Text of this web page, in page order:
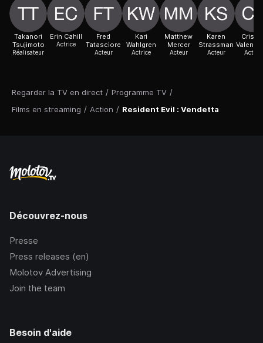
Regarder la TV en direct / Programme TV /
Films en streaming / Action / Resident Evil : Vendetta
Takanori
Tsujimoto
Réalisateur
Erin Cahill
Actrice
Fred
Tatasciore
Acteur
Kari
Wahlgren
Actrice
Matthew
Mercer
Acteur
Karen
Strassman
Acteur Actrice
Découvrez-nous
Presse
Press releases (en)
Molotov Advertising
Join the team
Besoin d'aide